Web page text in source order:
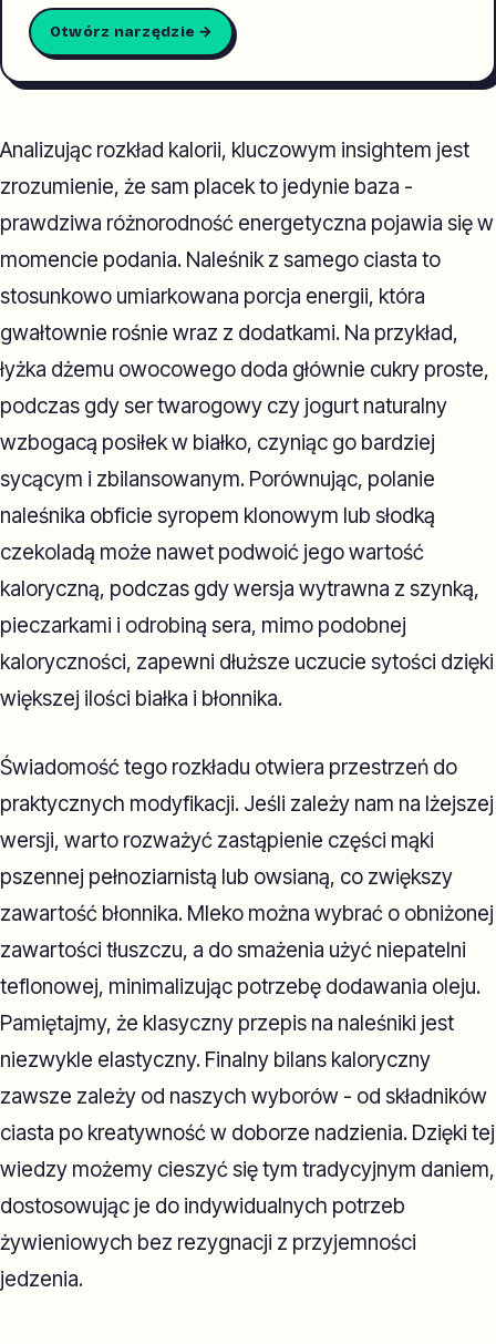
Otwórz narzędzie →
Analizując rozkład kalorii, kluczowym insightem jest
zrozumienie, że sam placek to jedynie baza -
prawdziwa różnorodność energetyczna pojawia się w
momencie podania. Naleśnik z samego ciasta to
stosunkowo umiarkowana porcja energii, która
gwałtownie rośnie wraz z dodatkami. Na przykład,
łyżka dżemu owocowego doda głównie cukry proste,
podczas gdy ser twarogowy czy jogurt naturalny
wzbogacą posiłek w białko, czyniąc go bardziej
sycącym i zbilansowanym. Porównując, polanie
naleśnika obficie syropem klonowym lub słodką
czekoladą może nawet podwoić jego wartość
kaloryczną, podczas gdy wersja wytrawna z szynką,
pieczarkami i odrobiną sera, mimo podobnej
kaloryczności, zapewni dłuższe uczucie sytości dzięki
większej ilości białka i błonnika.
Świadomość tego rozkładu otwiera przestrzeń do
praktycznych modyfikacji. Jeśli zależy nam na lżejszej
wersji, warto rozważyć zastąpienie części mąki
pszennej pełnoziarnistą lub owsianą, co zwiększy
zawartość błonnika. Mleko można wybrać o obniżonej
zawartości tłuszczu, a do smażenia użyć niepatelni
teflonowej, minimalizując potrzebę dodawania oleju.
Pamiętajmy, że klasyczny przepis na naleśniki jest
niezwykle elastyczny. Finalny bilans kaloryczny
zawsze zależy od naszych wyborów - od składników
ciasta po kreatywność w doborze nadzienia. Dzięki tej
wiedzy możemy cieszyć się tym tradycyjnym daniem,
dostosowując je do indywidualnych potrzeb
żywieniowych bez rezygnacji z przyjemności
jedzenia.